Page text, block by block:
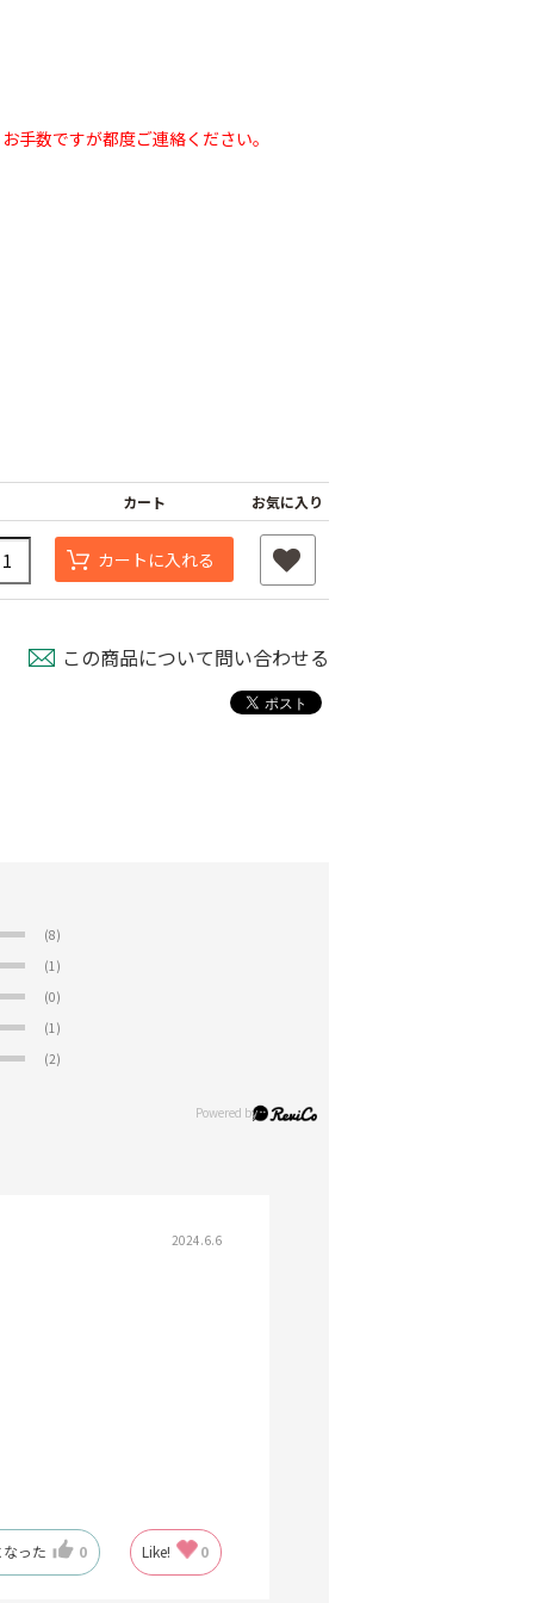
手数ですが都度ご連絡ください。
カート お気に入り
カートに入れる
この商品について問い合わせる
(8)
(1)
(0)
(1)
(2)
2024.6.6
った 0 Like! 0